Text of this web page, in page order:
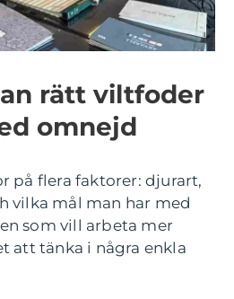
rätt viltfoder
omnejd
på flera faktorer: djurart,
vilka mål man har med
som vill arbeta mer
att tänka i några enkla